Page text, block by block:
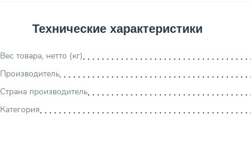
Технические характеристики
Вес товара, нетто (кг)
Производитель
Страна производитель
Категория